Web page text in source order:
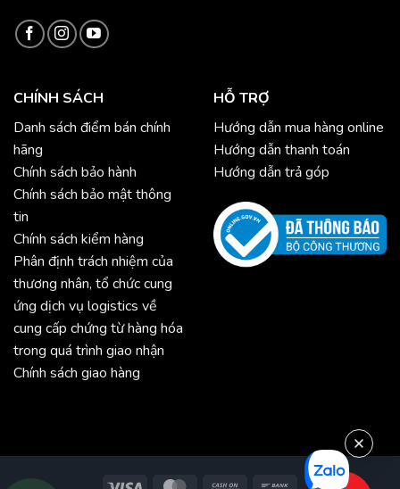
CHÍNH SÁCH
Danh sách điểm bán chính
hãng
Chính sách bảo hành
Chính sách bảo mật thông
tin
Chính sách kiểm hàng
Phân định trách nhiệm của
thương nhân, tổ chức cung
ứng dịch vụ logistics về
cung cấp chứng từ hàng hóa
trong quá trình giao nhận
Chính sách giao hàng
HỖ TRỢ
Hướng dẫn mua hàng online
Hướng dẫn thanh toán
Hướng dẫn trả góp